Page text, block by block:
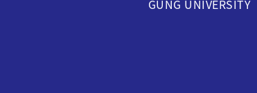
GUNG UNIVERSITY